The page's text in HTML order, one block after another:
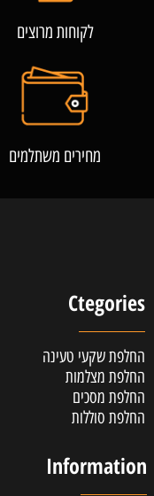
לקוחות מרוצים
מחירים משתלמים
Ctegories
החלפת שקעי טעינה
החלפת מצלמות
החלפת מסכים
החלפת סוללות
Information